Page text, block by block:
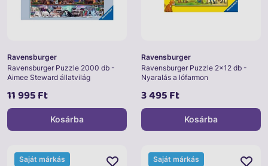
Ravensburger
Ravensburger Puzzle 2000 db -
Aimee Steward állatvilág
11 995 Ft
Kosárba
Ravensburger
Ravensburger Puzzle 2x12 db -
Nyaralás a lófarmon
3 495 Ft
Kosárba
Saját márkás Saját márkás